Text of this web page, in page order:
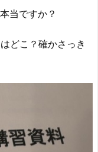
当ですか？
どこ？確かさっき